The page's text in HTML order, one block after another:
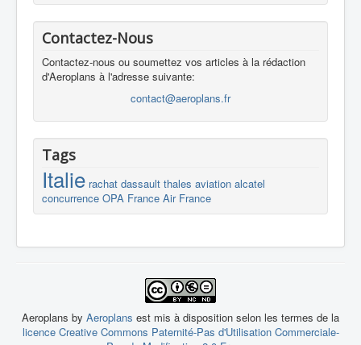
Contactez-Nous
Contactez-nous ou soumettez vos articles à la rédaction
d'Aeroplans à l'adresse suivante:
contact@aeroplans.fr
Tags
Italie rachat dassault thales aviation alcatel
concurrence OPA France Air France
Aeroplans by Aeroplans est mis à disposition selon les termes de la
licence Creative Commons Paternité-Pas d'Utilisation Commerciale-